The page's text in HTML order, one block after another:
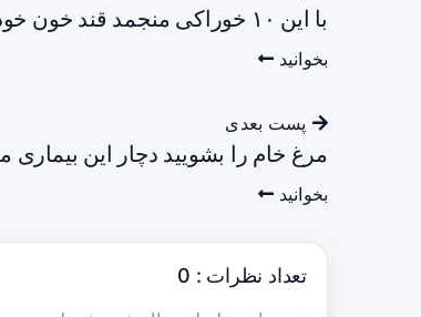
با این ۱۰ خوراکی منجمد قند خون خود را کنترل کنید
بخوانید
پست بعدی
مرغ خام را بشویید دچار این
بخوانید
تعداد نظرات : 0